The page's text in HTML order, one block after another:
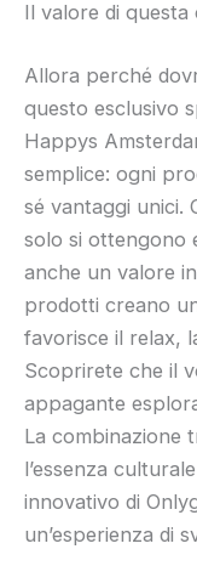
Il valore di questa
Allora perché
questo esclusivo
Happys
semplice: ogni
sé vantaggi unici.
solo si ottengono
anche un valore
prodotti creano
favorisce il relax,
Scoprirete che il
appagante
La combinazione
l’essenza
innovativo di
un’esperienza di